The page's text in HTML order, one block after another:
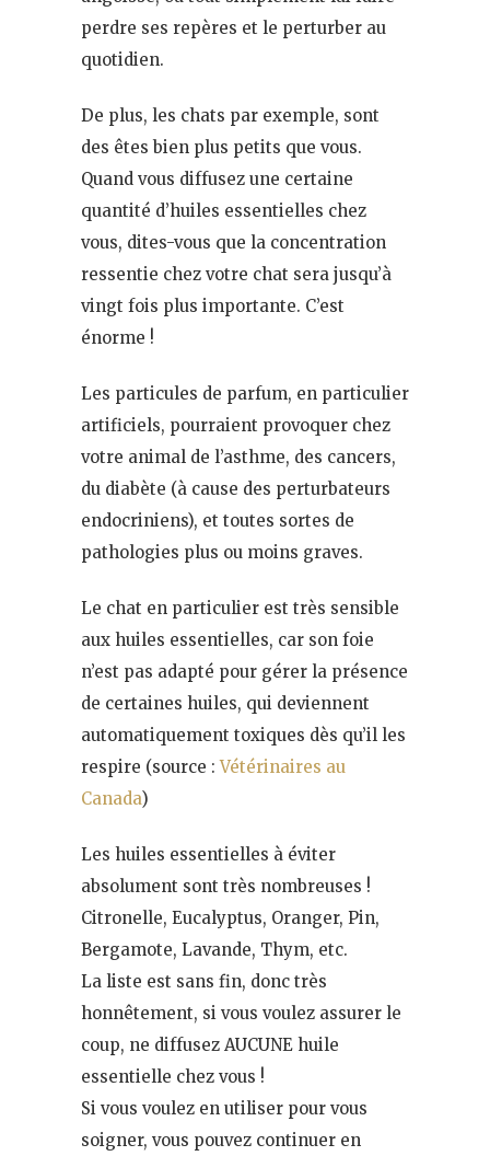
perdre ses repères et le perturber au
quotidien.
De plus, les chats par exemple, sont
des êtes bien plus petits que vous.
Quand vous diffusez une certaine
quantité d’huiles essentielles chez
vous, dites-vous que la concentration
ressentie chez votre chat sera jusqu’à
vingt fois plus importante. C’est
énorme !
Les particules de parfum, en particulier
artificiels, pourraient provoquer chez
votre animal de l’asthme, des cancers,
du diabète (à cause des perturbateurs
endocriniens), et toutes sortes de
pathologies plus ou moins graves.
Le chat en particulier est très sensible
aux huiles essentielles, car son foie
n’est pas adapté pour gérer la présence
de certaines huiles, qui deviennent
automatiquement toxiques dès qu’il les
respire (source :Vétérinaires au
Canada)
Les huiles essentielles à éviter
absolument sont très nombreuses !
Citronelle, Eucalyptus, Oranger, Pin,
Bergamote, Lavande, Thym, etc.
La liste est sans fin, donc très
honnêtement, si vous voulez assurer le
coup, ne diffusez AUCUNE huile
essentielle chez vous !
Si vous voulez en utiliser pour vous
soigner, vous pouvez continuer en